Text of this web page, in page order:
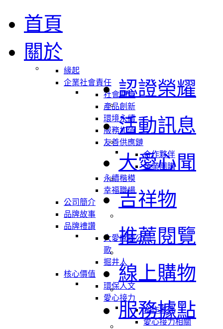
首頁
關於
緣起
企業社會責任
社會關懷
產品創新
環境永續
服務加值
友善供應鏈
合作夥伴
企業團購
永續楷模
幸福職場
公司簡介
品牌故事
品牌禮讚
大愛感恩公司
歌
掘井人
核心價值
環保人文
愛心接力
合作夥伴
愛心接力相關
認證榮耀
活動訊息
大愛心聞
吉祥物
推薦閱覽
線上購物
服務據點